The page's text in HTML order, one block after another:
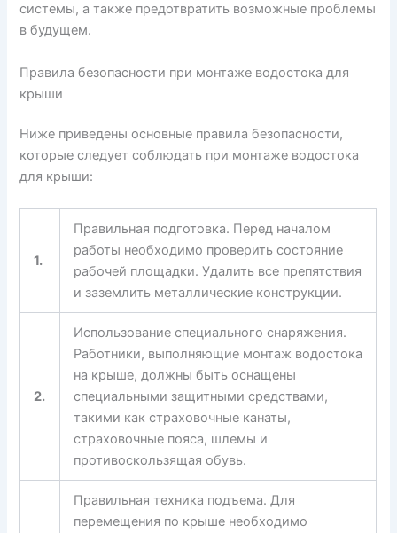
системы, а также предотвратить возможные проблемы
в будущем.
Правила безопасности при монтаже водостока для
крыши
Ниже приведены основные правила безопасности,
которые следует соблюдать при монтаже водостока
для крыши:
1.
Правильная подготовка. Перед началом
работы необходимо проверить состояние
рабочей площадки. Удалить все препятствия
и заземлить металлические конструкции.
2.
Использование специального снаряжения.
Работники, выполняющие монтаж водостока
на крыше, должны быть оснащены
специальными защитными средствами,
такими как страховочные канаты,
страховочные пояса, шлемы и
противоскользящая обувь.
Правильная техника подъема. Для
перемещения по крыше необходимо